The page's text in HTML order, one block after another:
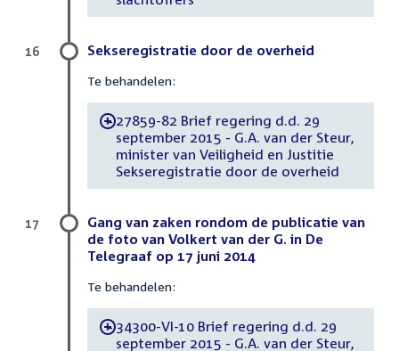
Sekseregistratie door de overheid
Te behandelen:
-27859-82 Brief regering d.d. 29
september 2015 - G.A. van der Steur,
minister van Veiligheid en Justitie
Sekseregistratie door de overheid
16
Gang van zaken rondom de publicatie van
de foto van Volkert van der G. in De
Telegraaf op 17 juni 2014
Te behandelen:
-34300-VI-10 Brief regering d.d. 29
september 2015 - G.A. van der Steur,
17